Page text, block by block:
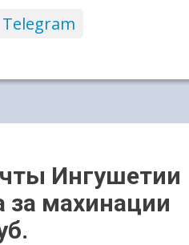
Telegram
Ингушетии
за махинации